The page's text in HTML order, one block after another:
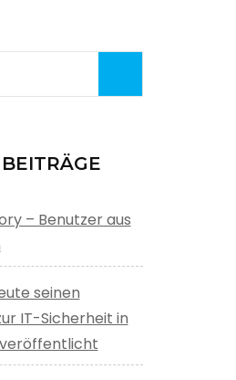
– Benutzer aus
seinen
IT-Sicherheit in